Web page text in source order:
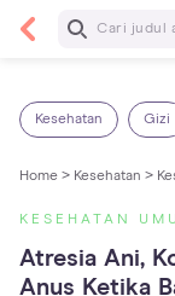
Kesehatan Gizi
Home > Kesehatan >
KESEHATAN
Atresia Ani,
Anus Ketika